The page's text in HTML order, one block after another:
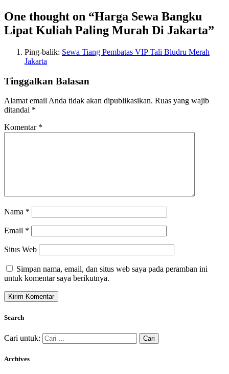
One thought on “Harga Sewa Bangku
Lipat Kuliah Paling Murah Di Jakarta”
Ping-balik: Sewa Tiang Pembatas VIP Tali Bludru Merah
Jakarta
Tinggalkan Balasan
Alamat email Anda tidak akan dipublikasikan. Ruas yang wajib
ditandai *
Komentar *
Nama *
Email *
Situs Web
Simpan nama, email, dan situs web saya pada peramban ini
untuk komentar saya berikutnya.
Search
Cari untuk:
Archives